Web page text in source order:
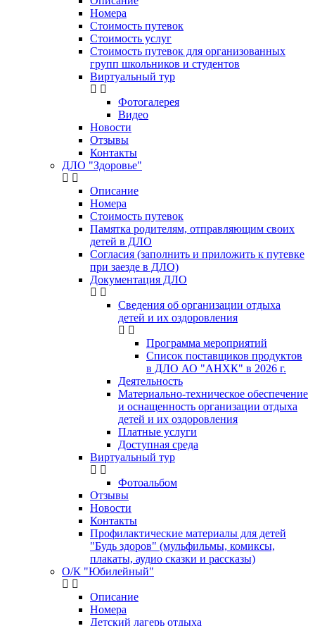
Номера
Стоимость путевок
Стоимость услуг
Стоимость путевок для организованных
групп школьников и студентов
Виртуальный тур
Фотогалерея
Видео
Новости
Отзывы
Контакты
ДЛО "Здоровье"
Описание
Номера
Стоимость путевок
Памятка родителям, отправляющим своих
детей в ДЛО
Согласия (заполнить и приложить к путевке
при заезде в ДЛО)
Документация ДЛО
Сведения об организации отдыха
детей и их оздоровления
Программа мероприятий
Список поставщиков продуктов
в ДЛО АО "АНХК" в 2026 г.
Деятельность
Материально-техническое обеспечение
и оснащенность организации отдыха
детей и их оздоровления
Платные услуги
Доступная среда
Виртуальный тур
Фотоальбом
Отзывы
Новости
Контакты
Профилактические материалы для детей
"Будь здоров" (мульфильмы, комиксы,
плакаты, аудио сказки и рассказы)
О/К "Юбилейный"
Описание
Номера
Детский лагерь отдыха